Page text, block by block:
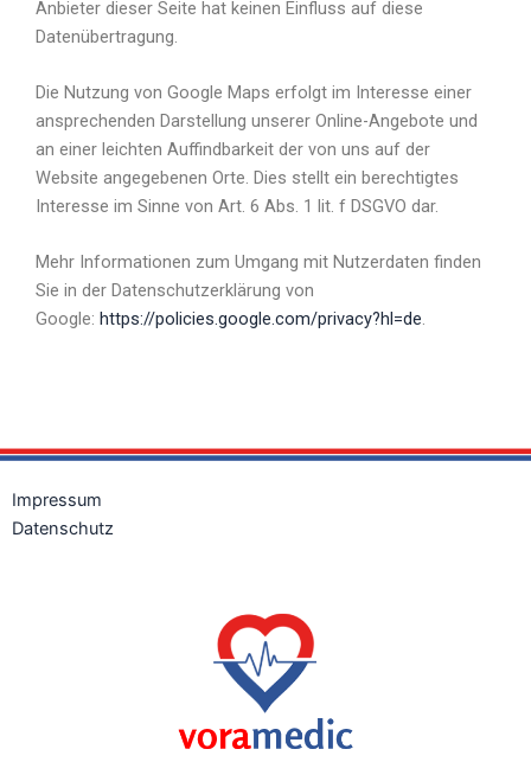
Anbieter dieser Seite hat keinen Einfluss auf diese
Datenübertragung.
Die Nutzung von Google Maps erfolgt im Interesse einer
ansprechenden Darstellung unserer Online-Angebote und
an einer leichten Auffindbarkeit der von uns auf der
Website angegebenen Orte. Dies stellt ein berechtigtes
Interesse im Sinne von Art. 6 Abs. 1 lit. f DSGVO dar.
Mehr Informationen zum Umgang mit Nutzerdaten finden
Sie in der Datenschutzerklärung von
Google: https://policies.google.com/privacy?hl=de.
Impressum
Datenschutz